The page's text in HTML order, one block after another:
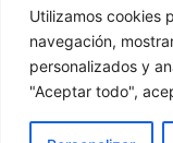
Utilizamos cookies
navegación,
personalizados y
"Aceptar todo",
Home
Actualidad
El